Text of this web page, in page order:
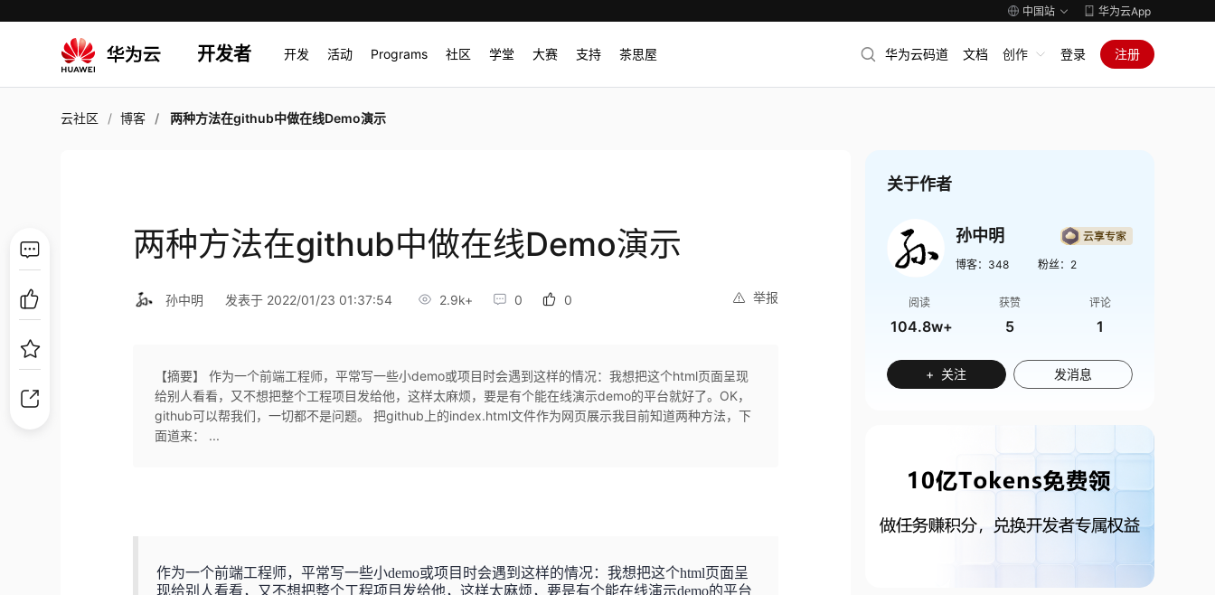
中国站 华为云App
开发者 开发 活动 Programs 社区 学堂 大赛 支持 茶思屋 华为云码道 文档 创作 登录 注册
云社区 博客 两种方法在github中做在线Demo演示
两种方法在github中做在线Demo演示
举报
孙中明 发表于 2022/01/23 01:37:54 2.9k+ 0 0
【摘要】 作为一个前端工程师，平常写一些小demo或项目时会遇到这样的情况：我想把这个html页面呈现
给别人看看，又不想把整个工程项目发给他，这样太麻烦，要是有个能在线演示demo的平台就好了。OK，
github可以帮我们，一切都不是问题。 把github上的index.html文件作为网页展示我目前知道两种方法，下
面道来： ...
作为一个前端工程师，平常写一些小demo或项目时会遇到这样的情况：我想把这个html页面呈
现给别人看看，又不想把整个工程项目发给他，这样太麻烦，要是有个能在线演示demo的平台
关于作者
孙中明
博客： 348 粉丝： 2
阅读
104.8w+
获赞
5
评论
1
+ 关注 发消息